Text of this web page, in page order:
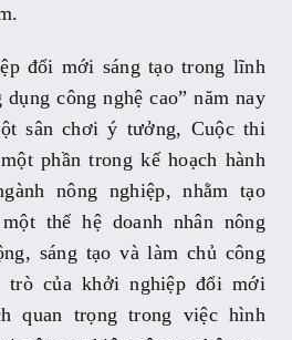
đổi mới sáng tạo trong lĩnh
công nghệ cao” năm nay
sân chơi ý tưởng, Cuộc thi
phần trong kế hoạch hành
nông nghiệp, nhằm tạo
thế hệ doanh nhân nông
sáng tạo và làm chủ công
trò của khởi nghiệp đổi mới
quan trọng trong việc hình